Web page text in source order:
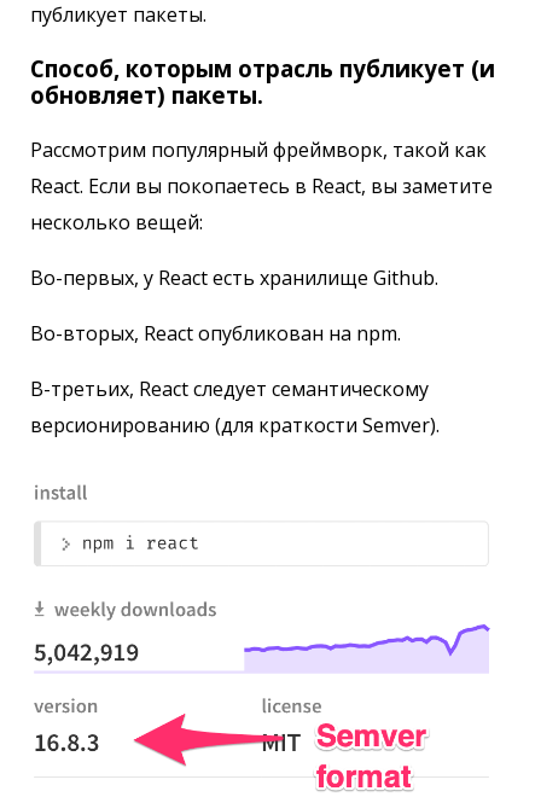
публикует пакеты.
Способ, которым отрасль публикует (и
обновляет) пакеты.
Рассмотрим популярный фреймворк, такой как
React. Если вы покопаетесь в React, вы заметите
несколько вещей:
Во-первых, у React есть хранилище Github.
Во-вторых, React опубликован на npm.
В-третьих, React следует семантическому
версионированию (для краткости Semver).